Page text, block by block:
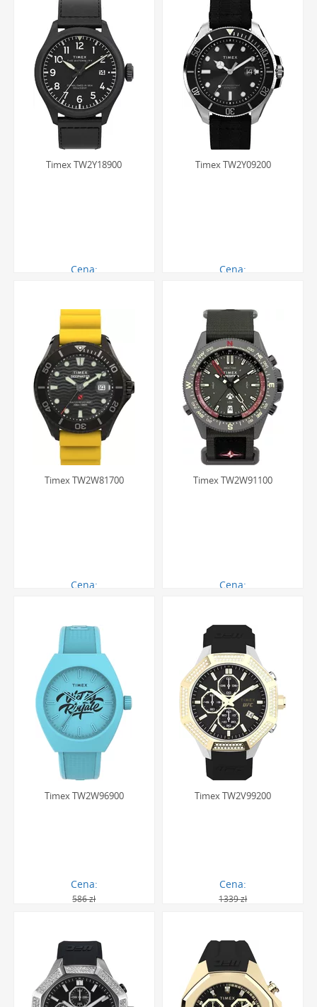
Timex TW2Y18900
Cena:
Timex TW2Y09200
Cena:
Timex TW2W81700
Cena:
Timex TW2W91100
Cena:
Timex TW2W96900
Cena:
586 zł
Timex TW2V99200
Cena:
1339 zł